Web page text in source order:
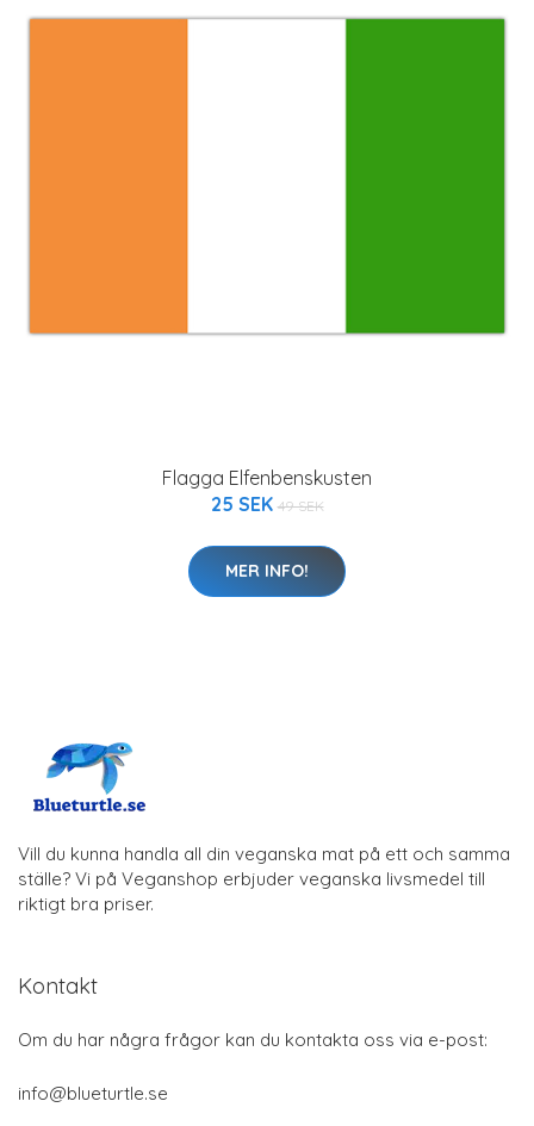
Flagga Elfenbenskusten
25 SEK 49 SEK
MER INFO!
Vill du kunna handla all din veganska mat på ett och samma
ställe? Vi på Veganshop erbjuder veganska livsmedel till
riktigt bra priser.
Kontakt
Om du har några frågor kan du kontakta oss via e-post:
info@blueturtle.se